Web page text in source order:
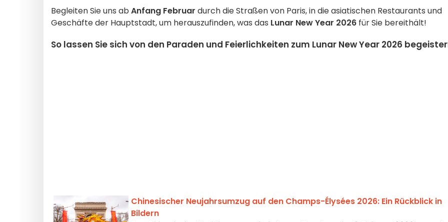
Begleiten Sie uns ab Anfang Februar durch die Straßen von Paris, in die asiatischen Restaurants und
Geschäfte der Hauptstadt, um herauszufinden, was das Lunar New Year 2026 für Sie bereithält!
So lassen Sie sich von den Paraden und Feierlichkeiten zum Lunar New Year 2026
Chinesischer Neujahrsumzug auf den Champs-Élysées 2026: Ein Rückblick in
Bildern